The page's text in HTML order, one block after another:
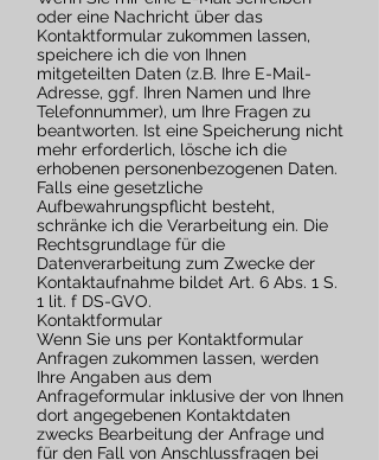
oder eine Nachricht über das
Kontaktformular zukommen lassen,
speichere ich die von Ihnen
mitgeteilten Daten (z.B. Ihre E-Mail-
Adresse, ggf. Ihren Namen und Ihre
Telefonnummer), um Ihre Fragen zu
beantworten. Ist eine Speicherung nicht
mehr erforderlich, lösche ich die
erhobenen personenbezogenen Daten.
Falls eine gesetzliche
Aufbewahrungspflicht besteht,
schränke ich die Verarbeitung ein. Die
Rechtsgrundlage für die
Datenverarbeitung zum Zwecke der
Kontaktaufnahme bildet Art. 6 Abs. 1 S.
1 lit. f DS-GVO.
Kontaktformular
Wenn Sie uns per Kontaktformular
Anfragen zukommen lassen, werden
Ihre Angaben aus dem
Anfrageformular inklusive der von Ihnen
dort angegebenen Kontaktdaten
zwecks Bearbeitung der Anfrage und
für den Fall von Anschlussfragen bei